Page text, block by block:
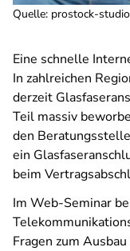
Quelle: prostock-
Eine schnelle
In zahlreichen
derzeit
Teil massiv
den
ein
beim
Im Web-Seminar
Fragen zum